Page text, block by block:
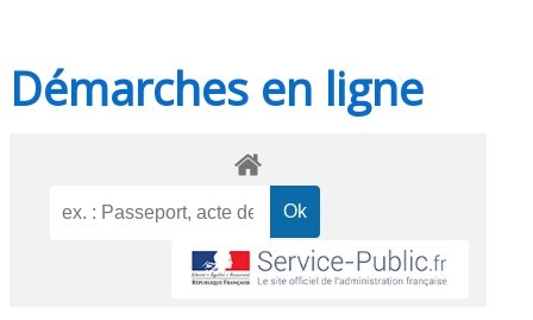
Démarches en ligne